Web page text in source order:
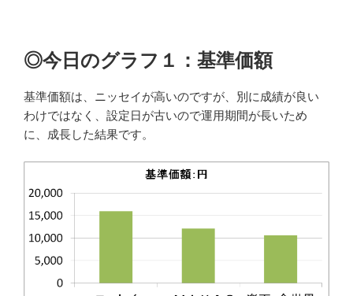
◎今日のグラフ１：基準価額
基準価額は、ニッセイが高いのですが、別に成績が良い
わけではなく、設定日が古いので運用期間が長いため
に、成長した結果です。